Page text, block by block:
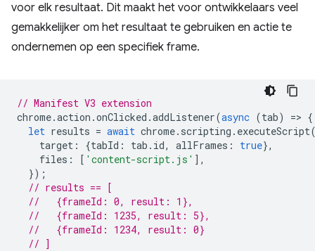
voor elk resultaat. Dit maakt het voor ontwikkelaars veel
gemakkelijker om het resultaat te gebruiken en actie te
ondernemen op een specifiek frame.
// Manifest V3 extension
chrome.action .onClicked .addListener(async (tab) => {
let results = await chrome. scripting . executeScript
target : {tabId : tab . id, allFrames : true},
files : [ 'content-script.js' ],
});
// results == [
//   {frameId: 0, result: 1},
//   {frameId: 1235, result: 5},
//   {frameId: 1234, result: 0}
// ]